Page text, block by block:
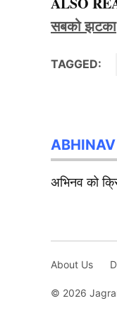
सबको झटका
TAGGED:
ABHINAV
अभिनव को
About Us
© 2026